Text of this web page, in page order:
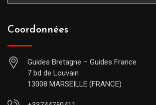
Coordonnées
Guides Bretagne – Guides France
7 bd de Louvain
13008 MARSEILLE (FRANCE)